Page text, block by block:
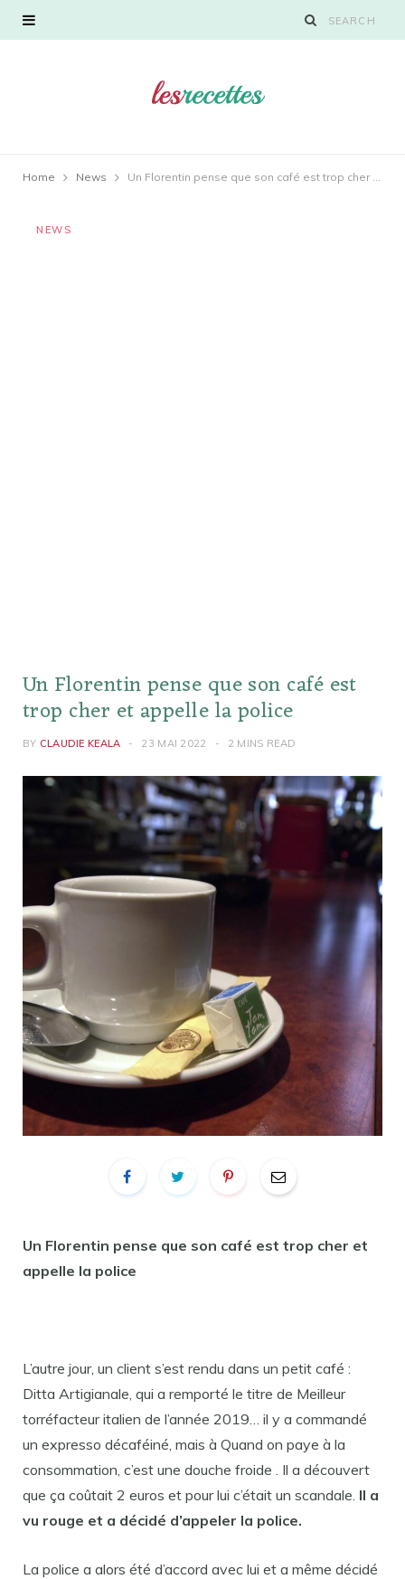
Home News Un Florentin pense que son café est trop cher et appelle la police
NEWS
Un Florentin pense que son café est
trop cher et appelle la police
BY CLAUDIE KEALA 23 MAI 2022 2 MINS READ
Un Florentin pense que son café est trop cher et
appelle la police
L’autre jour, un client s’est rendu dans un petit café :
Ditta Artigianale, qui a remporté le titre de Meilleur
torréfacteur italien de l’année 2019… il y a commandé
un expresso décaféiné, mais à Quand on paye à la
consommation, c’est une douche froide . Il a découvert
que ça coûtait 2 euros et pour lui c’était un scandale. Il a
vu rouge et a décidé d’appeler la police.
La police a alors été d’accord avec lui et a même décidé